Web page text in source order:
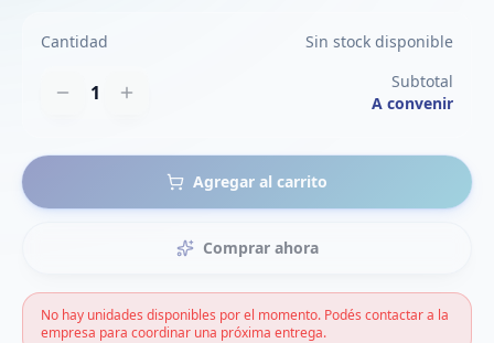
Cantidad Sin stock disponible
1
Subtotal
A convenir
Agregar al carrito
Comprar ahora
No hay unidades disponibles por el momento. Podés contactar a la
empresa para coordinar una próxima entrega.